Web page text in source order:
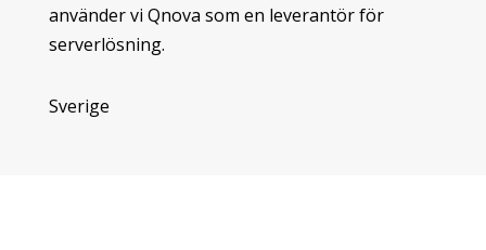
använder vi Qnova som en leverantör för
serverlösning.
Sverige